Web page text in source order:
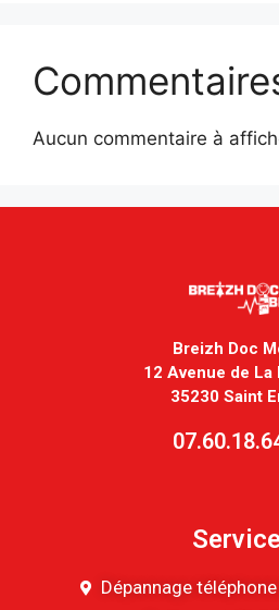
Aucun commentaire à
Breizh Doc
12 Avenue de La
35230 Saint
Dépannage